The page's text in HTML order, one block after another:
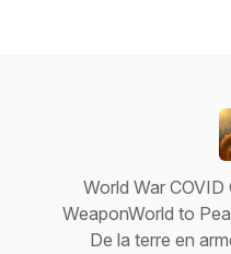
World War COVID
WeaponWorld to
De la terre en